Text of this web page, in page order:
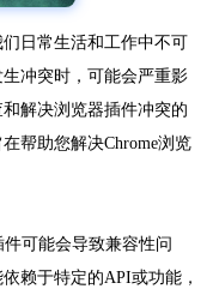
日常生活和工作中不可
冲突时，可能会严重影
解决浏览器插件冲突的
帮助您解决Chrome浏览
可能会导致兼容性问
赖于特定的API或功能，